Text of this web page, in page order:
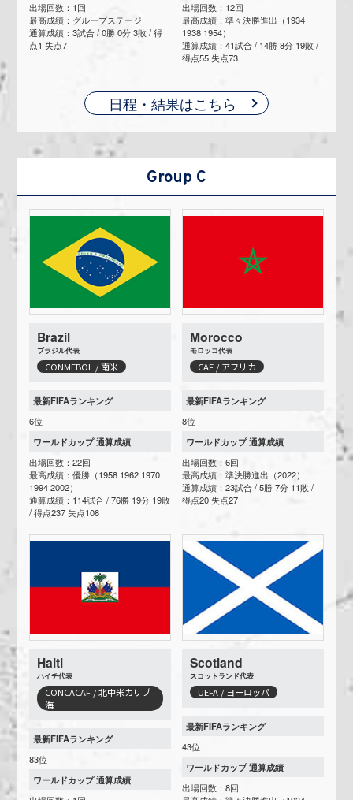
出場回数：1回
最高成績：グループステージ
通算成績：3試合 / 0勝 0分 3敗 / 得
点1 失点7
出場回数：12回
最高成績：準々決勝進出（1934
1938 1954）
通算成績：41試合 / 14勝 8分 19敗 /
得点55 失点73
日程・結果はこちら
Group C
Brazil
ブラジル代表
CONMEBOL / 南米
最新FIFAランキング
6位
ワールドカップ 通算成績
出場回数：22回
最高成績：優勝（1958 1962 1970
1994 2002）
通算成績：114試合 / 76勝 19分 19敗
/ 得点237 失点108
Morocco
モロッコ代表
CAF / アフリカ
最新FIFAランキング
8位
ワールドカップ 通算成績
出場回数：6回
最高成績：準決勝進出（2022）
通算成績：23試合 / 5勝 7分 11敗 /
得点20 失点27
Haiti
ハイチ代表
CONCACAF / 北中米カリブ
海
最新FIFAランキング
83位
ワールドカップ 通算成績
Scotland
スコットランド代表
UEFA / ヨーロッパ
最新FIFAランキング
43位
ワールドカップ 通算成績
出場回数：8回